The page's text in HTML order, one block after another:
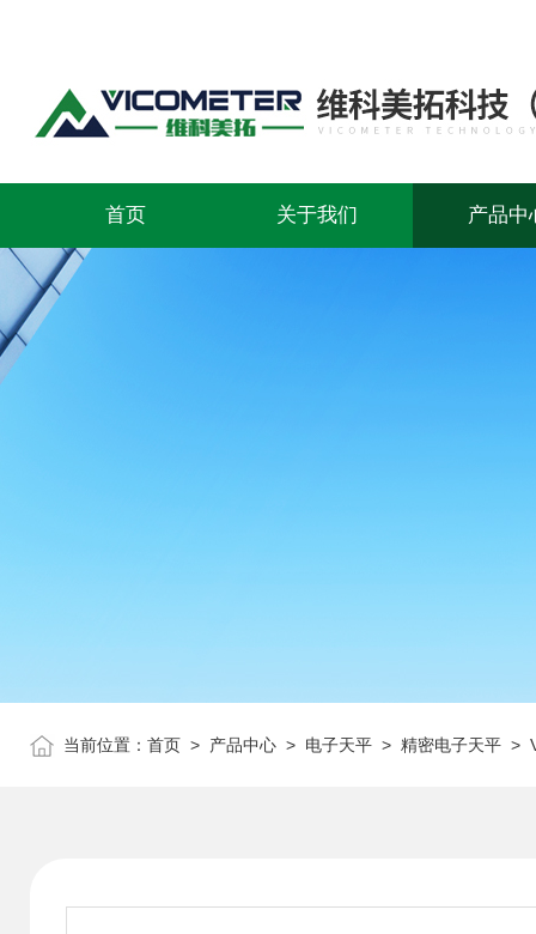
首页 关于我们 产品中
当前位置： 首页 > 产品中心 > 电子天平 > 精密电子天平 >